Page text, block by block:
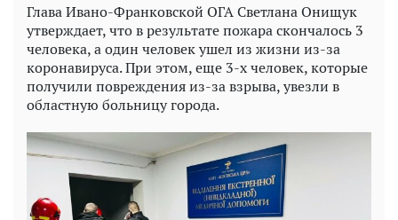
Глава Ивано-Франковской ОГА Светлана Онищук
утверждает, что в результате пожара скончалось 3
человека, а один человек ушел из жизни из-за
коронавируса. При этом, еще 3-х человек, которые
получили повреждения из-за взрыва, увезли в
областную больницу города.